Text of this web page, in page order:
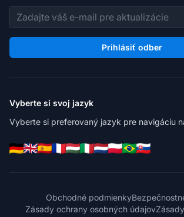
E-mailová adresa
Prihlásiť odber
Vyberte si svoj jazyk
Vyberte si preferovaný jazyk pre navigáciu
Obchodné podmienky
Zásady ochrany osobných údajov